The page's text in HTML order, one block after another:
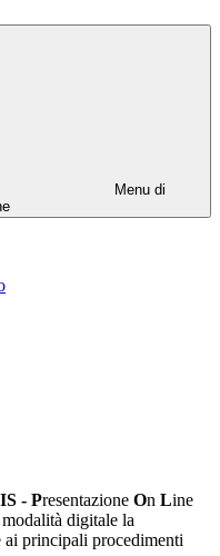
Menu di
- Presentazione On Line
digitale la
ai principali procedimenti